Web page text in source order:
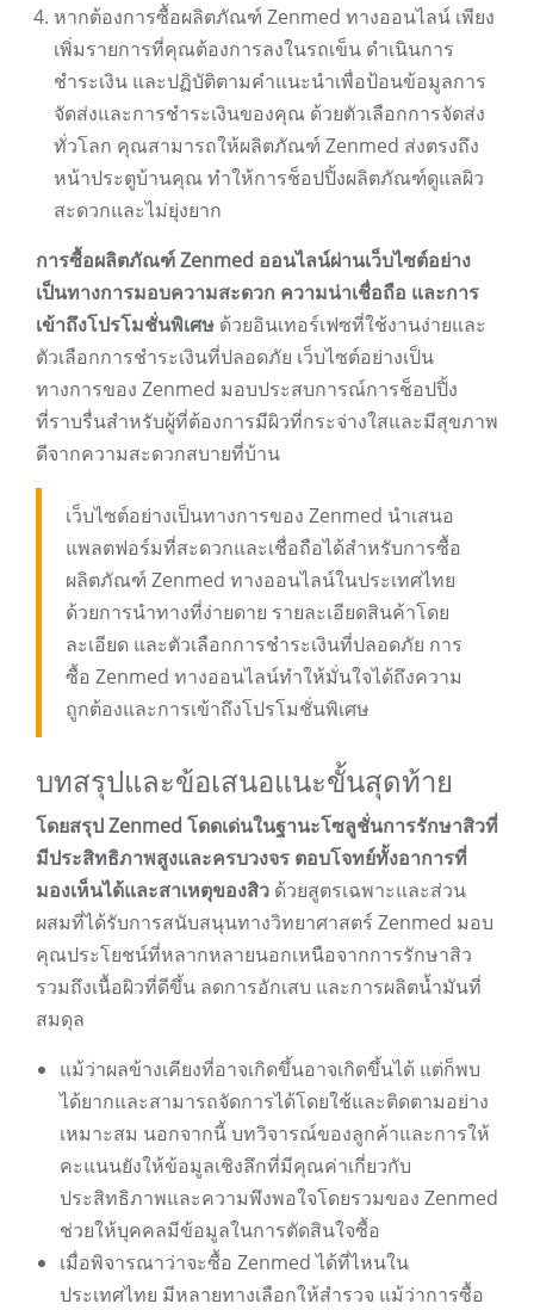
หากต้องการซื้อผลิตภัณฑ์ Zenmed ทางออนไลน์ เพียง
เพิ่มรายการที่คุณต้องการลงในรถเข็น ดำเนินการ
ชำระเงิน และปฏิบัติตามคำแนะนำเพื่อป้อนข้อมูลการ
จัดส่งและการชำระเงินของคุณ ด้วยตัวเลือกการจัดส่ง
ทั่วโลก คุณสามารถให้ผลิตภัณฑ์ Zenmed ส่งตรงถึง
หน้าประตูบ้านคุณ ทำให้การช็อปปิ้งผลิตภัณฑ์ดูแลผิว
สะดวกและไม่ยุ่งยาก
การซื้อผลิตภัณฑ์ Zenmed ออนไลน์ผ่านเว็บไซต์อย่าง
เป็นทางการมอบความสะดวก ความน่าเชื่อถือ และการ
เข้าถึงโปรโมชั่นพิเศษ ด้วยอินเทอร์เฟซที่ใช้งานง่ายและ
ตัวเลือกการชำระเงินที่ปลอดภัย เว็บไซต์อย่างเป็น
ทางการของ Zenmed มอบประสบการณ์การช็อปปิ้ง
ที่ราบรื่นสำหรับผู้ที่ต้องการมีผิวที่กระจ่างใสและมีสุขภาพ
ดีจากความสะดวกสบายที่บ้าน
เว็บไซต์อย่างเป็นทางการของ Zenmed นำเสนอ
แพลตฟอร์มที่สะดวกและเชื่อถือได้สำหรับการซื้อ
ผลิตภัณฑ์ Zenmed ทางออนไลน์ในประเทศไทย
ด้วยการนำทางที่ง่ายดาย รายละเอียดสินค้าโดย
ละเอียด และตัวเลือกการชำระเงินที่ปลอดภัย การ
ซื้อ Zenmed ทางออนไลน์ทำให้มั่นใจได้ถึงความ
ถูกต้องและการเข้าถึงโปรโมชั่นพิเศษ
บทสรุปและข้อเสนอแนะขั้นสุดท้าย
โดยสรุป Zenmed โดดเด่นในฐานะโซลูชั่นการรักษาสิวที่
มีประสิทธิภาพสูงและครบวงจร ตอบโจทย์ทั้งอาการที่
มองเห็นได้และสาเหตุของสิว ด้วยสูตรเฉพาะและส่วน
ผสมที่ได้รับการสนับสนุนทางวิทยาศาสตร์ Zenmed มอบ
คุณประโยชน์ที่หลากหลายนอกเหนือจากการรักษาสิว
รวมถึงเนื้อผิวที่ดีขึ้น ลดการอักเสบ และการผลิตน้ำมันที่
สมดุล
แม้ว่าผลข้างเคียงที่อาจเกิดขึ้นอาจเกิดขึ้นได้ แต่ก็พบ
ได้ยากและสามารถจัดการได้โดยใช้และติดตามอย่าง
เหมาะสม นอกจากนี้ บทวิจารณ์ของลูกค้าและการให้
คะแนนยังให้ข้อมูลเชิงลึกที่มีคุณค่าเกี่ยวกับ
ประสิทธิภาพและความพึงพอใจโดยรวมของ Zenmed
ช่วยให้บุคคลมีข้อมูลในการตัดสินใจซื้อ
เมื่อพิจารณาว่าจะซื้อ Zenmed ได้ที่ไหนใน
ประเทศไทย มีหลายทางเลือกให้สำรวจ แม้ว่าการซื้อ